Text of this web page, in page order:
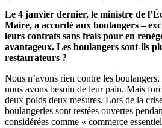
Le 4 janvier dernier, le ministre de
Maire, a accordé aux boulangers –
leurs contrats sans frais pour en
avantageux. Les boulangers sont-ils
restaurateurs ?
Nous n’avons rien contre les
nous avons besoin de leur pain. Mais
deux poids deux mesures. Lors de la
boulangeries sont restées ouvertes
considérées comme « commerce